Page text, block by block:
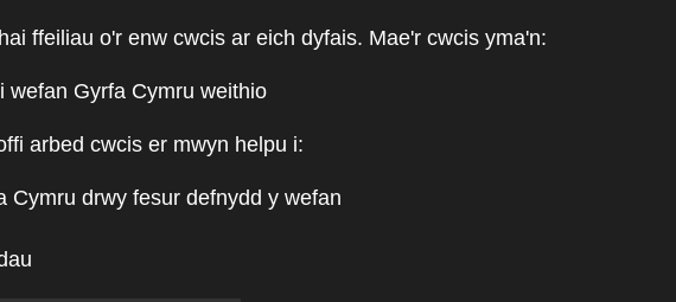
ffeiliau o'r enw cwcis ar eich dyfais. Mae'r cwcis yma'n:
wefan Gyrfa Cymru weithio
arbed cwcis er mwyn helpu i:
Cymru drwy fesur defnydd y wefan